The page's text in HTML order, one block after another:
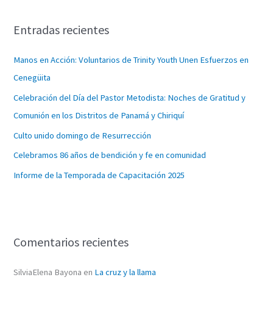
a
p
o
r
:
Entradas recientes
Manos en Acción: Voluntarios de Trinity Youth Unen Esfuerzos en
Cenegüita
Celebración del Día del Pastor Metodista: Noches de Gratitud y
Comunión en los Distritos de Panamá y Chiriquí
Culto unido domingo de Resurrección
Celebramos 86 años de bendición y fe en comunidad
Informe de la Temporada de Capacitación 2025
Comentarios recientes
SilviaElena Bayona en La cruz y la llama